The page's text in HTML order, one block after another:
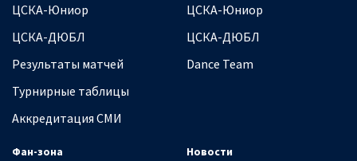
ЦСКА-Юниор
ЦСКА-ДЮБЛ
Результаты матчей
Турнирные таблицы
Аккредитация СМИ
ЦСКА-Юниор
ЦСКА-ДЮБЛ
Dance Team
Фан-зона Новости